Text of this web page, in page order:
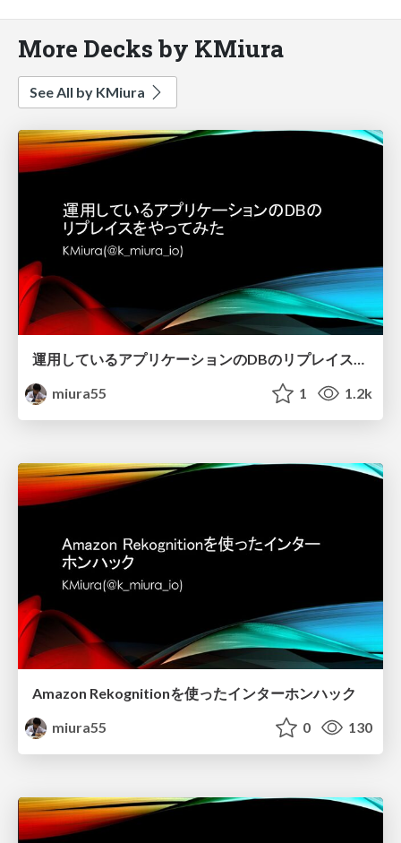
More Decks by KMiura
See All by KMiura
運用しているアプリケーションのDBのリプレイスをやってみた
miura55
1 1.2k
Amazon Rekognitionを使ったインターホンハック
miura55
0 130